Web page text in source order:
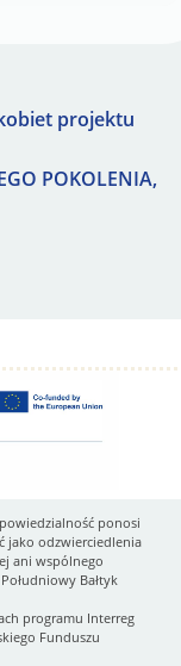
projektu
POKOLENIA,
ponosi
jako odzwierciedlenia
ani wspólnego
Bałtyk
programu Interreg
Funduszu